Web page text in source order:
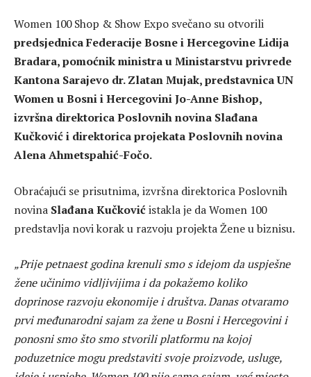
Women 100 Shop & Show Expo svečano su otvorili
predsjednica Federacije Bosne i Hercegovine Lidija
Bradara, pomoćnik ministra u Ministarstvu privrede
Kantona Sarajevo dr. Zlatan Mujak, predstavnica UN
Women u Bosni i Hercegovini Jo-Anne Bishop,
izvršna direktorica Poslovnih novina Slađana
Kučković i direktorica projekata Poslovnih novina
Alena Ahmetspahić-Fočo.
Obraćajući se prisutnima, izvršna direktorica Poslovnih
novina Slađana Kučkovićistakla je da Women 100
predstavlja novi korak u razvoju projekta Žene u biznisu.
„Prije petnaest godina krenuli smo s idejom da uspješne
žene učinimo vidljivijima i da pokažemo koliko
doprinose razvoju ekonomije i društva. Danas otvaramo
prvi međunarodni sajam za žene u Bosni i Hercegovini i
ponosni smo što smo stvorili platformu na kojoj
poduzetnice mogu predstaviti svoje proizvode, usluge,